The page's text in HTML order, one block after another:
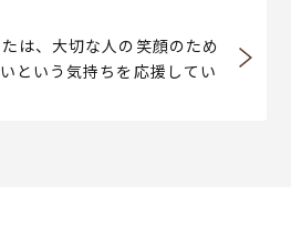
は、大切な人の笑顔のため
という気持ちを応援してい